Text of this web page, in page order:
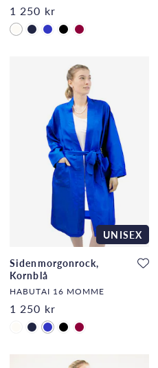
1 250 kr
UNISEX
Sidenmorgonrock,
Kornblå
HABUTAI 16 MOMME
1 250 kr